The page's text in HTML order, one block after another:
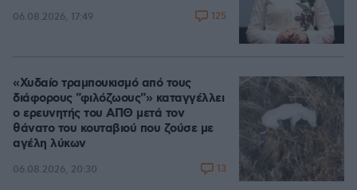
06.08.2026, 17:49 125
«Χυδαίο τραμπουκισμό από τους
διάφορους "φιλόζωους"» καταγγέλλει
ο ερευνητής του ΑΠΘ μετά τον
θάνατο του κουταβιού που ζούσε με
αγέλη λύκων
06.08.2026, 20:30 13